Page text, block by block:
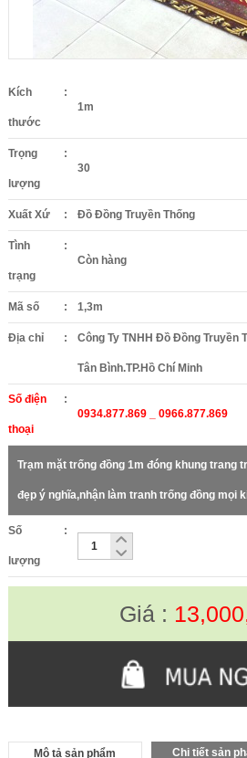
Kích
thước
:
1m
Trọng
lượng
:
30
Xuất Xứ : Đồ Đồng Truyền Thống
Tình
trạng
:
Còn hàng
Mã số : 1,3m
Địa chỉ : Công Ty TNHH Đồ Đồng Truyền
Tân Bình.TP.Hồ Chí Minh
Số điện
thoại
:
0934.877.869 _ 0966.877.869
Trạm mặt trống đồng 1m đóng khung trang
đẹp ý nghĩa,nhận làm tranh trống đồng mọi
Số
lượng
:
Giá :
Mô tả sản phẩm
Chi tiết sản